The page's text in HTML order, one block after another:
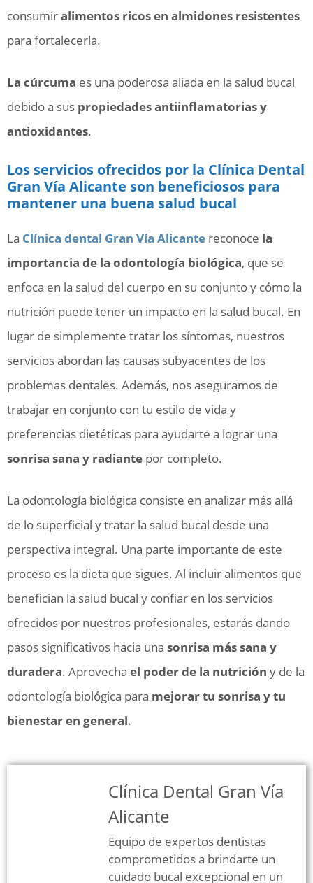
consumiralimentos ricos en almidones resistentes
para fortalecerla.
La cúrcuma es una poderosa aliada en la salud bucal
debido a sus propiedades antiinflamatorias y
antioxidantes.
Los servicios ofrecidos por la Clínica Dental
Gran Vía Alicante son beneficiosos para
mantener una buena salud bucal
La Clínica dental Gran Vía Alicante reconoce la
importancia de la odontología biológica, que se
enfoca en la salud del cuerpo en su conjunto y cómo la
nutrición puede tener un impacto en la salud bucal. En
lugar de simplemente tratar los síntomas, nuestros
servicios abordan las causas subyacentes de los
problemas dentales. Además, nos aseguramos de
trabajar en conjunto con tu estilo de vida y
preferencias dietéticas para ayudarte a lograr una
sonrisa sana y radiante por completo.
La odontología biológica consiste en analizar más allá
de lo superficial y tratar la salud bucal desde una
perspectiva integral. Una parte importante de este
proceso es la dieta que sigues. Al incluir alimentos que
benefician la salud bucal y confiar en los servicios
ofrecidos por nuestros profesionales, estarás dando
pasos significativos hacia una sonrisa más sana y
duradera. Aprovecha el poder de la nutrición y de la
odontología biológica para mejorar tu sonrisa y tu
bienestar en general.
Clínica Dental Gran Vía
Alicante
Equipo de expertos dentistas
comprometidos a brindarte un
cuidado bucal excepcional en un